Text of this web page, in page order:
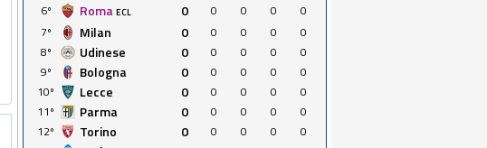
6º
Roma ECL 0 0 0 0
0
7º
Milan 0 0 0 0
0
8º
Udinese 0 0 0 0
0
9º
Bologna 0 0 0 0
0
10º
Lecce 0 0 0 0
0
11º
Parma 0 0 0 0
0
12º
Torino 0 0 0 0
0